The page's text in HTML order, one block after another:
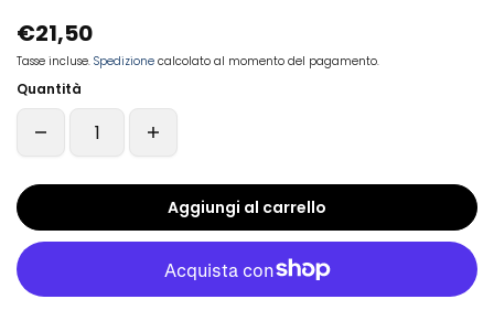
€21,50
Tasse incluse. Spedizione calcolato al momento del pagamento.
Quantità
Aggiungi al carrello